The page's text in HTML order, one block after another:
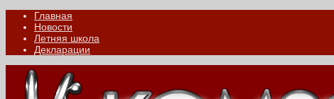
Главная
Новости
Летняя школа
Декларации